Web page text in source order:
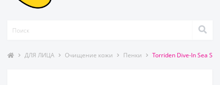
ДЛЯ ЛИЦА Очищение кожи Пенки Torriden Dive-In Sea